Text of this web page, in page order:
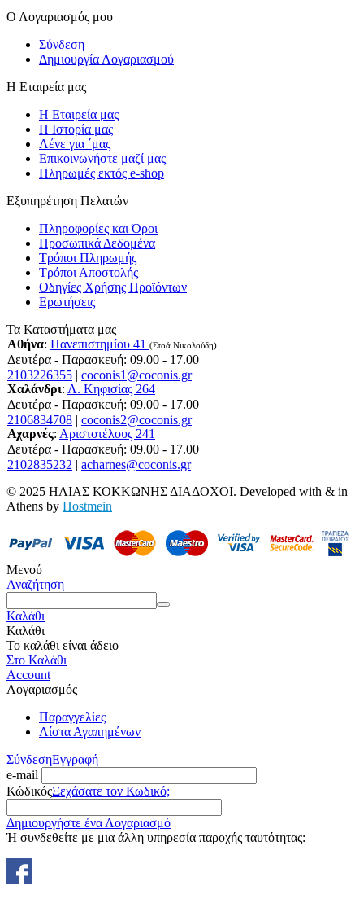
Ο Λογαριασμός μου
Σύνδεση
Δημιουργία Λογαριασμού
Η Εταιρεία μας
Η Εταιρεία μας
Η Ιστορία μας
Λένε για ΄μας
Επικοινωνήστε μαζί μας
Πληρωμές εκτός e-shop
Εξυπηρέτηση Πελατών
Πληροφορίες και Όροι
Προσωπικά Δεδομένα
Τρόποι Πληρωμής
Τρόποι Αποστολής
Οδηγίες Χρήσης Προϊόντων
Ερωτήσεις
Τα Καταστήματα μας
Αθήνα: Πανεπιστημίου 41 (Στοά Νικολούδη)
Δευτέρα - Παρασκευή: 09.00 - 17.00
2103226355 | coconis1@coconis.gr
Χαλάνδρι: Λ. Κηφισίας 264
Δευτέρα - Παρασκευή: 09.00 - 17.00
2106834708 | coconis2@coconis.gr
Αχαρνές: Αριστοτέλους 241
Δευτέρα - Παρασκευή: 09.00 - 17.00
2102835232 | acharnes@coconis.gr
© 2025 ΗΛΙΑΣ ΚΟΚΚΩΝΗΣ ΔΙΑΔΟΧΟΙ. Developed with & in
Athens by Hostmein
Μενού
Αναζήτηση
Καλάθι
Καλάθι
Το καλάθι είναι άδειο
Στο Καλάθι
Account
Λογαριασμός
Παραγγελίες
Λίστα Αγαπημένων
ΣύνδεσηΕγγραφή
e-mail
ΚώδικόςΞεχάσατε τον Κωδικό;
Δημιουργήστε ένα Λογαριασμό
Ή συνδεθείτε με μια άλλη υπηρεσία παροχής ταυτότητας: